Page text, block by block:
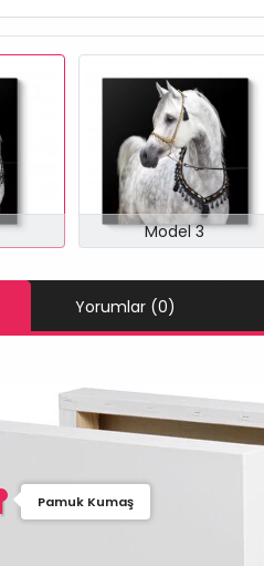
Model 3
Yorumlar (0)
Pamuk Kumaş